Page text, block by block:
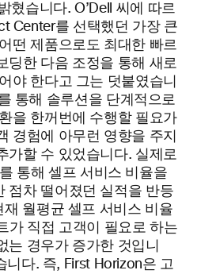
혔습니다. O’Dell 씨에 따르
Center를 선택했던 가장 큰
떤 제품으로도 최대한 빠르
딩한 다음 조정을 통해 새로
야 한다고 그는 덧붙였습니
통해 솔루션을 단계적으로
을 한꺼번에 수행할 필요가
경험에 아무런 영향을 주지
가할 수 있었습니다. 실제로
통해 셀프 서비스 비율을
점차 떨어졌던 실적을 반등
월평균 셀프 서비스 비율
가 직접 고객이 필요로 하는
는 경우가 증가한 것입니
니다. 즉, First Horizon은 고